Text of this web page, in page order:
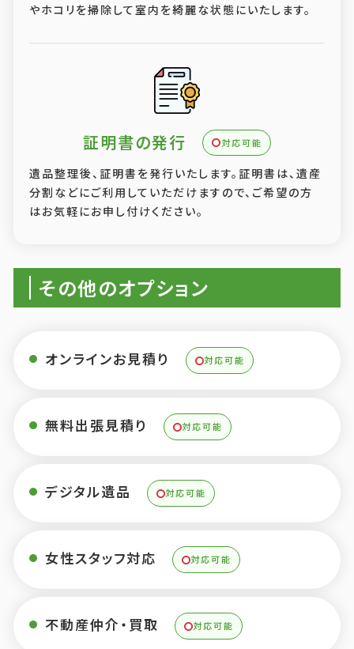
やホコリを掃除して室内を綺麗な状態にいたします。
証明書の発行 対応可能
遺品整理後、証明書を発行いたします。証明書は、遺産
分割などにご利用していただけますので、ご希望の方
はお気軽にお申し付けください。
その他のオプション
オンラインお見積り 対応可能
無料出張見積り 対応可能
デジタル遺品 対応可能
女性スタッフ対応 対応可能
不動産仲介・買取 対応可能